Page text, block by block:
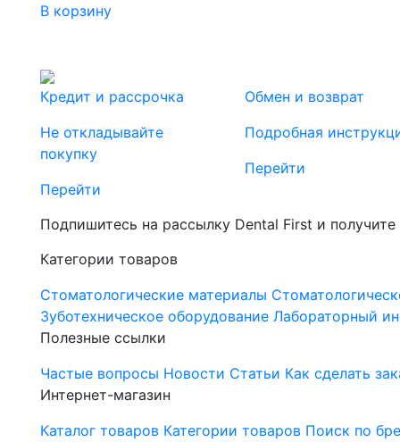
В корзину
Кредит и рассрочка
Не откладывайте
покупку
Перейти
Обмен и возврат
Подробная
Перейти
Подпишитесь на рассылку Dental First и
Категории товаров
Стоматологические материалы
Зуботехническое оборудование Лабораторный
Полезные ссылки
Частые вопросы Новости Статьи Как сделать
Интернет-магазин
Каталог товаров Категории товаров Поиск по